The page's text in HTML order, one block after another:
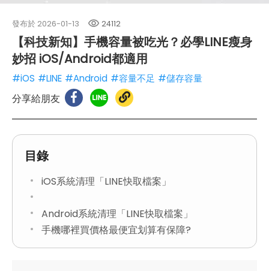
發布於 2026-01-13 24112
【科技新知】手機容量被吃光？必學LINE瘦身
妙招 iOS/Android都適用
#iOS #LINE #Android #容量不足 #儲存容量
分享給朋友
目錄
iOS系統清理「LINE快取檔案」
Android系統清理「LINE快取檔案」
手機哪裡買價格最便宜划算有保障?